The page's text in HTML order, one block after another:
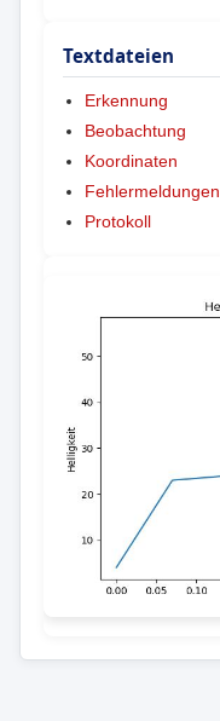
Textdateien
Erkennung
Beobachtung
Koordinaten
Fehlermeldungen
Protokoll